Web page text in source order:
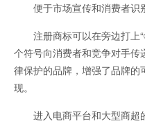
便于市场宣传和消费者识
注册商标可以在旁边打上
个符号向消费者和竞争对手
律保护的品牌，增强了品牌
现。
进入电商平台和大型商超